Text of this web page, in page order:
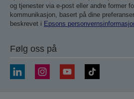
og tjenester via e-post eller andre former
kommunikasjon, basert på dine
beskrevet i Epsons
Følg oss på